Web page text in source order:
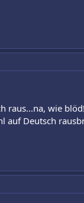
raus...na, wie blöd!
auf Deutsch